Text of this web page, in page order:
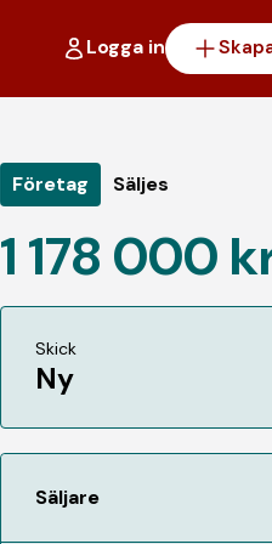
Logga in
Företag Säljes
1 178 000
Skick
Ny
Säljare